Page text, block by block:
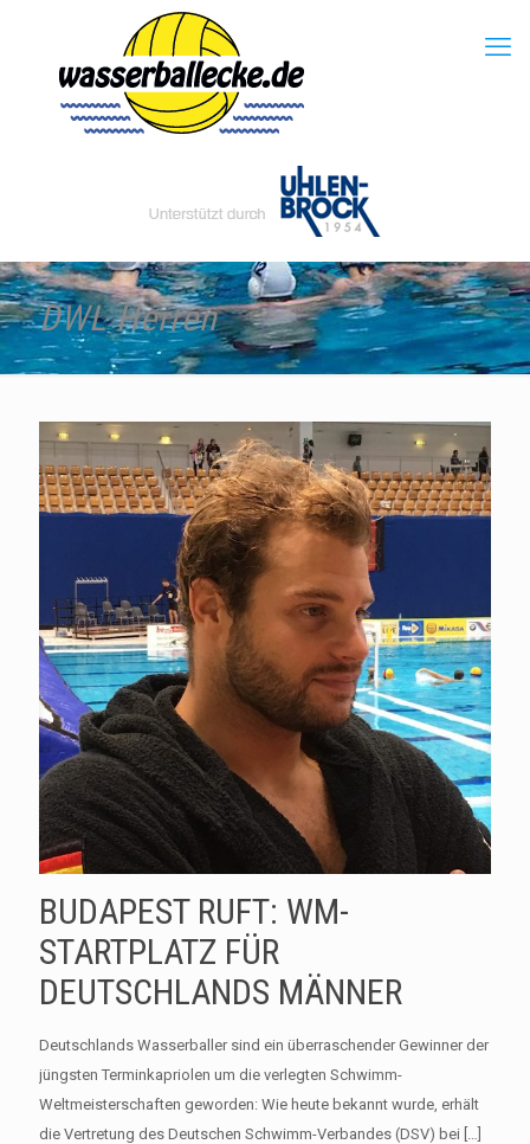
DWL Herren
BUDAPEST RUFT: WM-
STARTPLATZ FÜR
DEUTSCHLANDS MÄNNER
Deutschlands Wasserballer sind ein überraschender Gewinner der
jüngsten Terminkapriolen um die verlegten Schwimm-
Weltmeisterschaften geworden: Wie heute bekannt wurde, erhält
die Vertretung des Deutschen Schwimm-Verbandes (DSV) bei […]